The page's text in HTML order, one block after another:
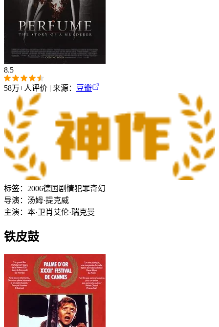
8.5
58万+人评价 | 来源： 豆瓣
标签： 2006德国 剧情犯罪奇幻
导演： 汤姆·提克威
主演： 本·卫肖艾伦·瑞克曼
铁皮鼓